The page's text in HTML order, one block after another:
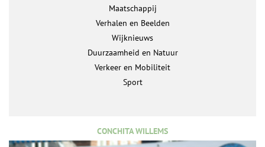
Maatschappij
Verhalen en Beelden
Wijknieuws
Duurzaamheid en Natuur
Verkeer en Mobiliteit
Sport
CONCHITA WILLEMS